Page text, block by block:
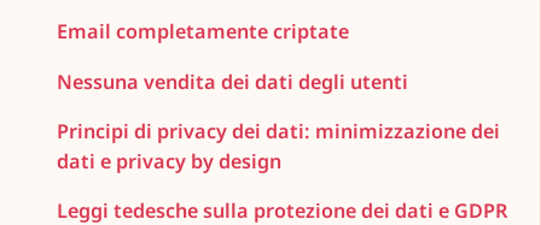
Email completamente criptate
Nessuna vendita dei dati degli utenti
Principi di privacy dei dati: minimizzazione dei
dati e privacy by design
Leggi tedesche sulla protezione dei dati e GDPR